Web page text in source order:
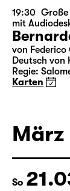
19:30 Große
mit
von
Deutsch von
Regie:
Karten
März
So